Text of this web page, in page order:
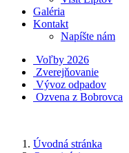
Galéria
Kontakt
Napíšte nám
Voľby 2026
Zverejňovanie
Vývoz odpadov
Ozvena z Bobrovca
Úvodná stránka